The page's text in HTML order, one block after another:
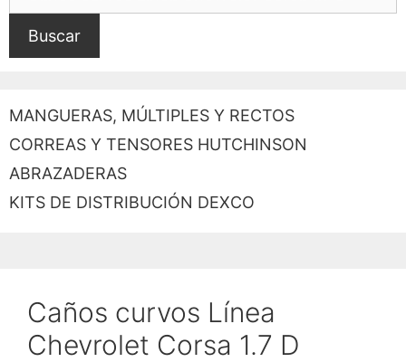
Caños curvos Línea
Chevrolet Corsa 1.7 D
Buscar
MANGUERAS, MÚLTIPLES Y RECTOS
CORREAS Y TENSORES HUTCHINSON
ABRAZADERAS
KITS DE DISTRIBUCIÓN DEXCO